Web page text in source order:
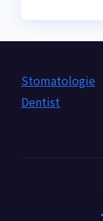
Stomatologie
Dentist